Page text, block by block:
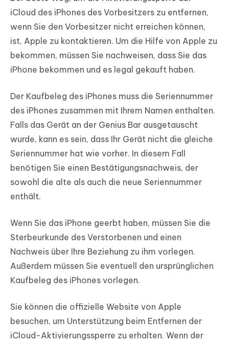
iCloud des iPhones des Vorbesitzers zu entfernen,
wenn Sie den Vorbesitzer nicht erreichen können,
ist, Apple zu kontaktieren. Um die Hilfe von Apple zu
bekommen, müssen Sie nachweisen, dass Sie das
iPhone bekommen und es legal gekauft haben.
Der Kaufbeleg des iPhones muss die Seriennummer
des iPhones zusammen mit Ihrem Namen enthalten.
Falls das Gerät an der Genius Bar ausgetauscht
wurde, kann es sein, dass Ihr Gerät nicht die gleiche
Seriennummer hat wie vorher. In diesem Fall
benötigen Sie einen Bestätigungsnachweis, der
sowohl die alte als auch die neue Seriennummer
enthält.
Wenn Sie das iPhone geerbt haben, müssen Sie die
Sterbeurkunde des Verstorbenen und einen
Nachweis über Ihre Beziehung zu ihm vorlegen.
Außerdem müssen Sie eventuell den ursprünglichen
Kaufbeleg des iPhones vorlegen.
Sie können die offizielle Website von Apple
besuchen, um Unterstützung beim Entfernen der
iCloud-Aktivierungssperre zu erhalten. Wenn der